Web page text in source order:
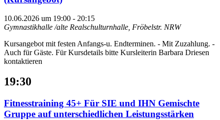
10.06.2026 um 19:00 - 20:15
Gymnastikhalle /alte Realschulturnhalle, Fröbelstr. NRW
Kursangebot mit festen Anfangs-u. Endterminen. - Mit Zuzahlung. -
Auch für Gäste. Für Kursdetails bitte Kursleiterin Barbara Driesen
kontaktieren
19:30
Fitnesstraining 45+ Für SIE und IHN Gemischte
Gruppe auf unterschiedlichen Leistungsstärken